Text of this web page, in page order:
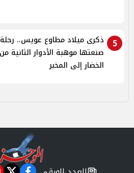
5
ذكرى ميلاد مطاوع عويس..
صنعتها موهبة الأدوار الثانية
الخضار إلى المخبر